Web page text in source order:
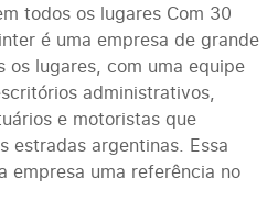
todos os lugares Com 30
é uma empresa de grande
os lugares, com uma equipe
administrativos,
e motoristas que
estradas argentinas. Essa
empresa uma referência no